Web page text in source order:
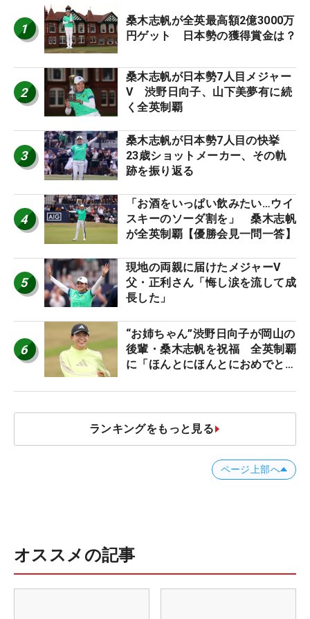
1
桑木志帆が全英最高額2億3000万
円ゲット 日本勢の獲得賞金は？
2
桑木志帆が日本勢7人目メジャー
V 渋野日向子、山下美夢有に続
く全英制覇
3
桑木志帆が日本勢7人目の快挙
23歳ショットメーカー、その軌
跡を振り返る
4
「お酒をいっぱい飲みたい…ウイ
スキーのソーダ割を」 桑木志帆
が全英制覇【優勝会見一問一答】
5
現地の両親に届けたメジャーV
父・正利さん「悔し涙を流して成
長した」
6
“お姉ちゃん”渋野日向子が岡山の
後輩・桑木志帆を祝福 全英制覇
に「ほんとにほんとにおめでと
ランキングをもっと見る
ページ上部へ
オススメの記事